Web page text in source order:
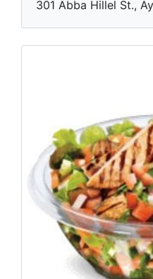
301 Abba Hillel St.,